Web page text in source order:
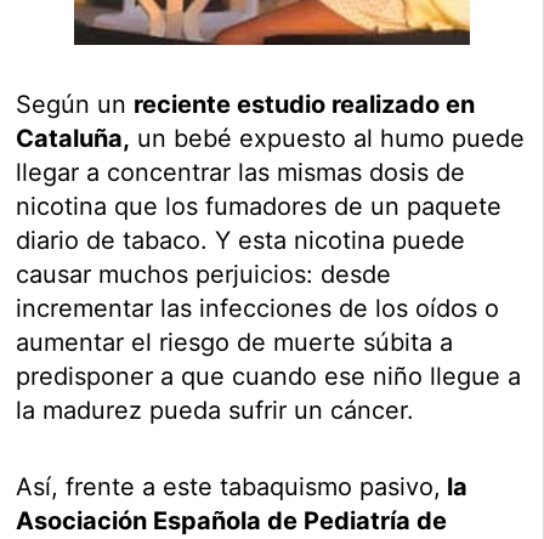
Según un reciente estudio realizado en
Cataluña, un bebé expuesto al humo puede
llegar a concentrar las mismas dosis de
nicotina que los fumadores de un paquete
diario de tabaco. Y esta nicotina puede
causar muchos perjuicios: desde
incrementar las infecciones de los oídos o
aumentar el riesgo de muerte súbita a
predisponer a que cuando ese niño llegue a
la madurez pueda sufrir un cáncer.
Así, frente a este tabaquismo pasivo, la
Asociación Española de Pediatría de